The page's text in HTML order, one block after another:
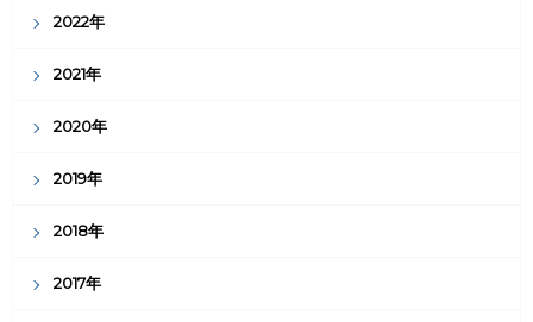
2022年
2021年
2020年
2019年
2018年
2017年